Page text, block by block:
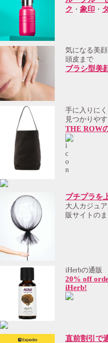
ク ・ 象印 ・
気になる美
頭皮まで
ブラシ型美
手に入りに
見つかりや
THE ROW
プチプラを
大人カジュ
販サイトの
iHerbの通販
20% off
iHerb!
直前割引で